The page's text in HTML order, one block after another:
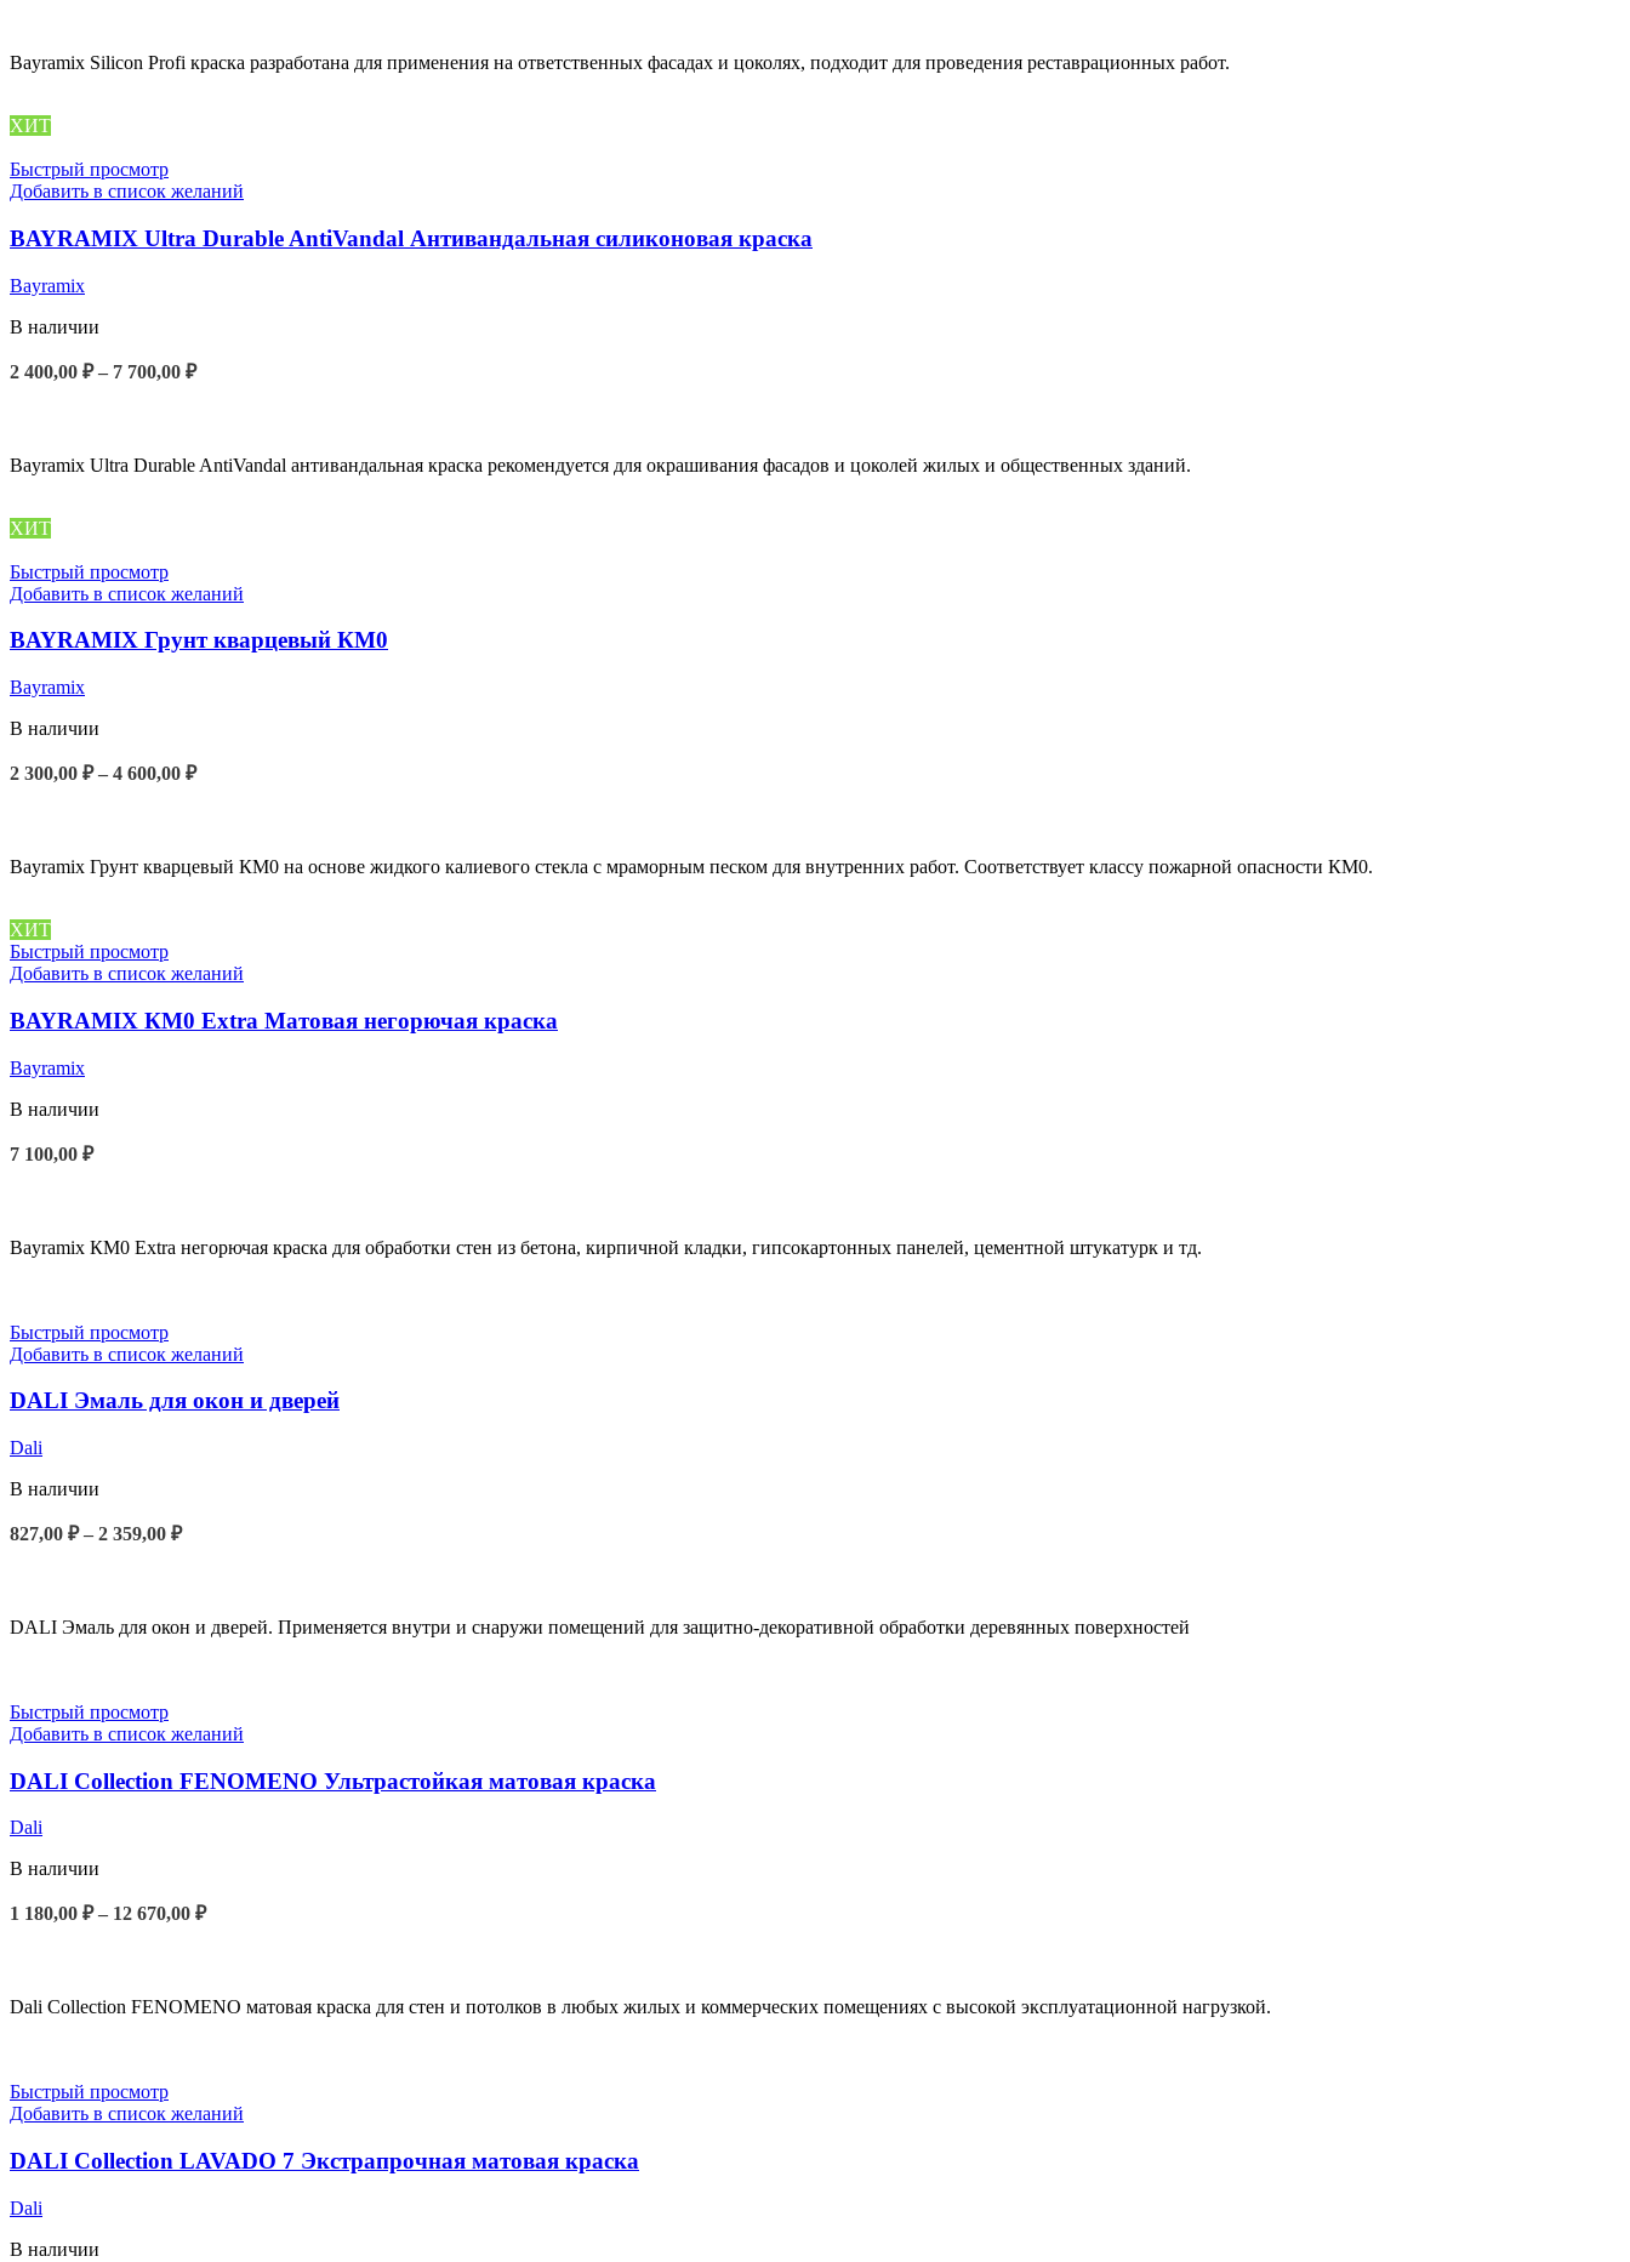
6
Bayramix Silicon Profi краска разработана для применения на ответственных фасадах и цоколях, подходит для проведения реставрационных работ.
ХИТ
Быстрый просмотр
Добавить в список желаний
BAYRAMIX Ultra Durable AntiVandal Антивандальная силиконовая краска
Bayramix
В наличии
2 400,00 ₽ – 7 700,00 ₽Диапазон
–
Bayramix Ultra Durable AntiVandal антивандальная краска рекомендуется для окрашивания фасадов и цоколей жилых и общественных зданий.
ХИТ
Быстрый просмотр
Добавить в список желаний
BAYRAMIX Грунт кварцевый КМ0
Bayramix
В наличии
2 300,00 ₽ – 4 600,00 ₽Диапазон
–
Bayramix Грунт кварцевый КМ0 на основе жидкого калиевого стекла с мраморным песком для внутренних работ. Соответствует классу пожарной опасности КМ0.
ХИТ
Быстрый просмотр
Добавить в список желаний
BAYRAMIX КМ0 Extra Матовая негорючая краска
Bayramix
В наличии
7 100,00 ₽
Bayramix КМ0 Extra негорючая краска для обработки стен из бетона, кирпичной кладки, гипсокартонных панелей, цементной штукатурк и тд.
Быстрый просмотр
Добавить в список желаний
DALI Эмаль для окон и дверей
Dali
В наличии
827,00 ₽ – 2 359,00 ₽Диапазон
2
DALI Эмаль для окон и дверей. Применяется внутри и снаружи помещений для защитно-декоративной обработки деревянных поверхностей
Быстрый просмотр
Добавить в список желаний
DALI Collection FENOMENO Ультрастойкая матовая краска
Dali
В наличии
1 180,00 ₽ – 12 670,00 ₽Диапазон
–
Dali Collection FENOMENO матовая краска для стен и потолков в любых жилых и коммерческих помещениях с высокой эксплуатационной нагрузкой.
Быстрый просмотр
Добавить в список желаний
DALI Collection LAVADO 7 Экстрапрочная матовая краска
Dali
В наличии